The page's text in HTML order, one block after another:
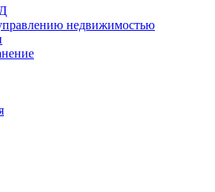
недвижимостью